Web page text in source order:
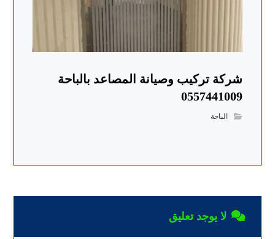
شركة تركيب وصيانة المصاعد بالباحة
0557441009
الباحة
لا يوجد تعليق